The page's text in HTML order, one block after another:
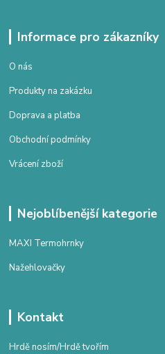
Informace pro zákazníky
O nás
Produkty na zakázku
Doprava a platba
Obchodní podmínky
Vrácení zboží
Nejoblíbenější kategorie
MAXI Termohrnky
Nažehlovačky
Kontakt
Hrdě nosím/Hrdě tvořím